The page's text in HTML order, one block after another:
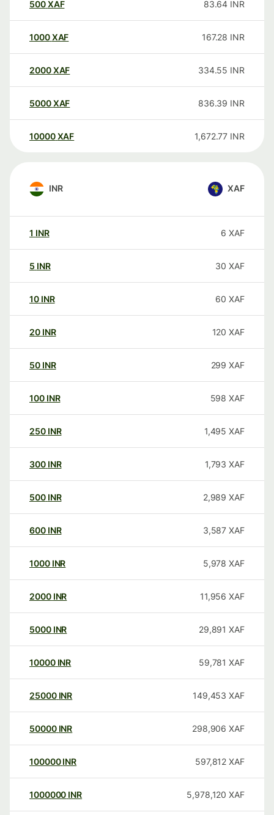
500XAF 83.64 INR
1000XAF 167.28 INR
2000XAF 334.55 INR
5000XAF 836.39 INR
10000 XAF 1,672.77 INR
INR XAF
1 INR 6 XAF
5 INR 30 XAF
10 INR 60 XAF
20 INR 120 XAF
50 INR 299 XAF
100 INR 598 XAF
250 INR 1,495 XAF
300 INR 1,793 XAF
500 INR 2,989 XAF
600 INR 3,587 XAF
1000 INR 5,978 XAF
2000 INR 11,956 XAF
5000 INR 29,891 XAF
10000 INR 59,781 XAF
25000 INR 149,453 XAF
50000 INR 298,906 XAF
100000 INR 597,812 XAF
1000000 INR 5,978,120 XAF